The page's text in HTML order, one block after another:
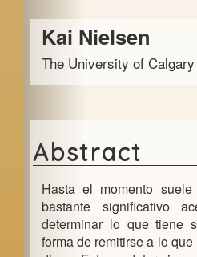
l
e
S
i
d
e
b
a
r
Main
Article
Content
Kai Nielsen
The University of Calgary
Abstract
Hasta el momento
bastante significativo
determinar lo que tiene
forma de remitirse a lo